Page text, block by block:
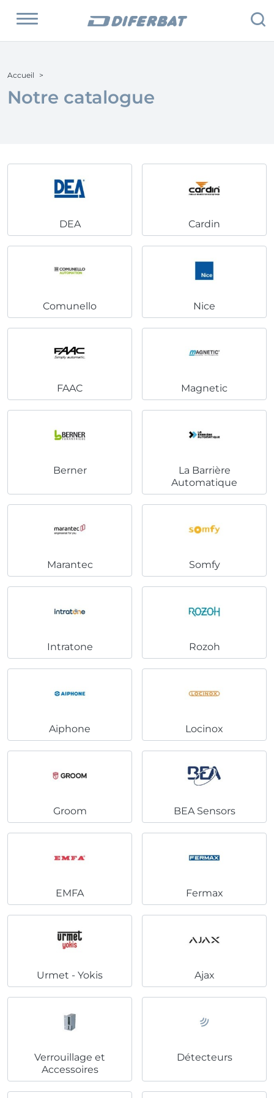
Accueil
Notre catalogue
DEA Cardin
Comunello Nice
FAAC Magnetic
Berner
La Barrière
Automatique
Marantec Somfy
Intratone Rozoh
Aiphone Locinox
Groom BEA Sensors
EMFA Fermax
Urmet - Yokis Ajax
Verrouillage et
Accessoires
Détecteurs